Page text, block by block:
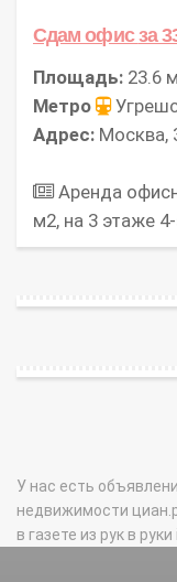
Сдам офисза
Площадь: 23.6 м
Метро
Адрес: Москва,
Аренда
м2, на 3 этаже
У нас есть
недвижимости
в газете из рук в руки